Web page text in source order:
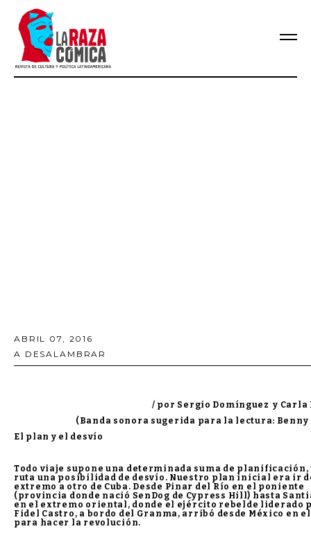
ABRIL 07, 2016
A DESALAMBRAR
/ por Sergio Domínguez y Carla
(Banda sonora sugerida para la lectura: Benny
El plan y el desvío
Todo viaje supone una determinada suma de planificación,
ruta una posibilidad de desvío. Nuestro plan inicial era ir
extremo a otro de Cuba. Desde Pinar del Río en el poniente
(provincia donde nació SenDog de Cypress Hill) hasta
en el extremo oriental, donde el ejército rebelde liderado
Fidel Castro, a bordo del Granma, arribó desde México en el
para hacer la revolución.